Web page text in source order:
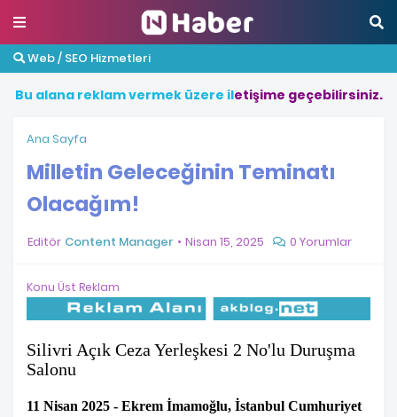
Web / SEO Hizmetleri
Bu alana reklamvermek üzere iletişime geçebilirsiniz.
Ana Sayfa
Milletin Geleceğinin Teminatı
Olacağım!
Editör Content Manager Nisan 15, 2025 0 Yorumlar
Konu Üst Reklam
Silivri Açık Ceza Yerleşkesi 2 No'lu Duruşma
Salonu
11 Nisan 2025 - Ekrem İmamoğlu, İstanbul Cumhuriyet